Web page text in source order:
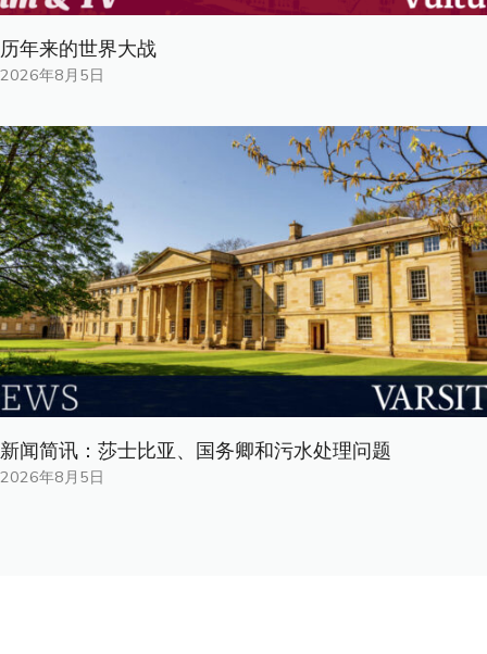
历年来的世界大战
2026年8月5日
新闻简讯：莎士比亚、国务卿和污水处理问题
2026年8月5日